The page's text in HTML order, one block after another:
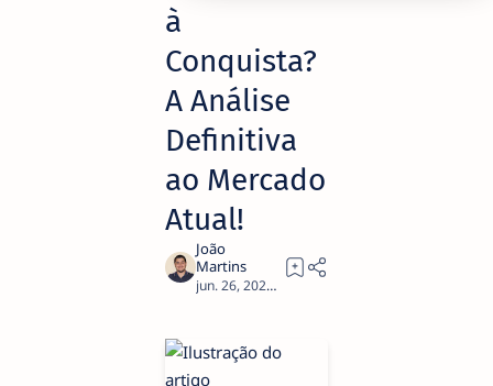
à
Conquista?
A Análise
Definitiva
ao Mercado
Atual!